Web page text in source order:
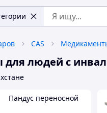
CAS
для людей с
Пандус переносной